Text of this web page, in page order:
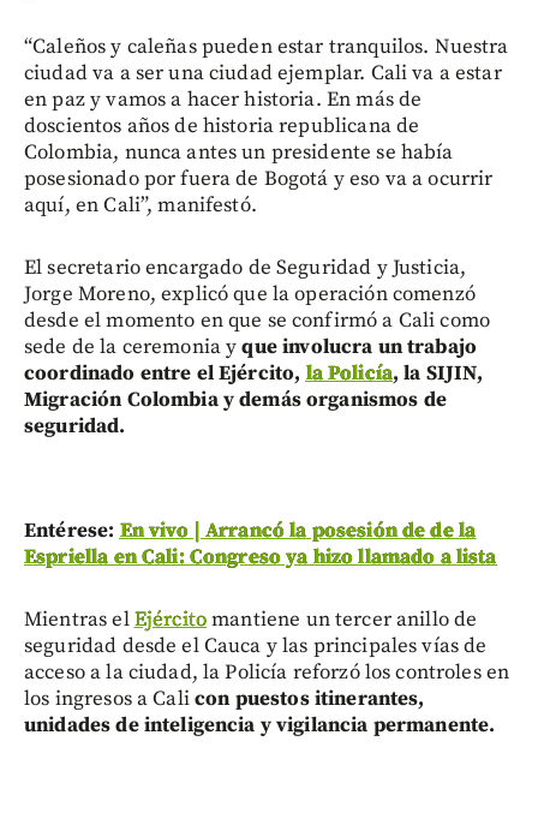
“Caleños y caleñas pueden estar tranquilos. Nuestra
ciudad va a ser una ciudad ejemplar. Cali va a estar
en paz y vamos a hacer historia. En más de
doscientos años de historia republicana de
Colombia, nunca antes un presidente se había
posesionado por fuera de Bogotá y eso va a ocurrir
aquí, en Cali”, manifestó.
El secretario encargado de Seguridad y Justicia,
Jorge Moreno, explicó que la operación comenzó
desde el momento en que se confirmó a Cali como
sede de la ceremonia yque involucra un trabajo
coordinado entre el Ejército, la Policía, la SIJIN,
Migración Colombia y demás organismos de
seguridad.
Entérese: En vivo | Arrancó la posesión de de la
Espriella en Cali: Congreso ya hizo llamado a lista
Mientras elEjércitomantiene un tercer anillo de
seguridad desde el Cauca y las principales vías de
acceso a la ciudad, la Policía reforzó los controles en
los ingresos a Calicon puestos itinerantes,
unidades de inteligencia y vigilancia permanente.